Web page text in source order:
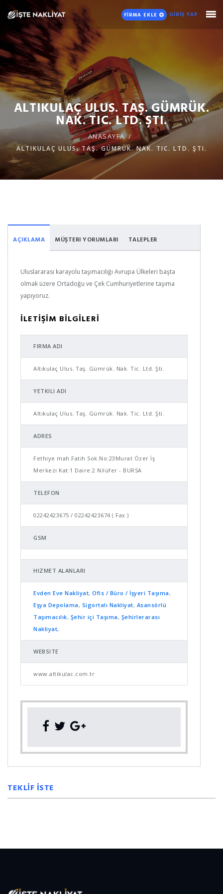
FİRMA EKLE GİRİŞ YAP
ALTIKULAÇ ULUS. TAŞ. GÜMRÜK.
NAK. TIC. LTD. ŞTI.
ANASAYFA
ALTIKULAÇ ULUS. TAŞ. GÜMRÜK. NAK. TIC. LTD. ŞTI.
AÇIKLAMA MÜŞTERI YORUMLARI TALEPLER
Uluslararası karayolu taşımacılığı Avrupa Ülkeleri başta
olmak üzere Ortadoğu ve Çek Cumhuriyetlerine taşıma
yapıyoruz.
İLETİŞİM BİLGİLERİ
FIRMA ADI
Altıkulaç Ulus. Taş. Gümrük. Nak. Tic. Ltd. Şti.
YETKILI ADI
Altıkulaç Ulus. Taş. Gümrük. Nak. Tic. Ltd. Şti.
ADRES
Fethiye mah.Fatih Sok.No:23Murat Özer İş
Merkezi Kat:1 Daire:2 Nilüfer - BURSA
TELEFON
02242423675 / 02242423674 ( Fax )
GSM
HIZMET ALANLARI
Evden Eve Nakliyat, Ofis / Büro / İşyeri Taşıma,
Eşya Depolama, Sigortalı Nakliyat, Asansörlü
Taşımacılık, Şehir içi Taşıma, Şehirlerarası
Nakliyat,
WEBSITE
www.altikulac.com.tr
TEKLİF İSTE